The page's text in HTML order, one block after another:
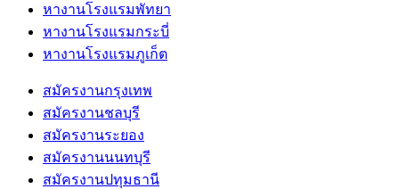
หางานโรงแรมพัทยา
หางานโรงแรมกระบี่
หางานโรงแรมภูเก็ต
สมัครงานกรุงเทพ
สมัครงานชลบุรี
สมัครงานระยอง
สมัครงานนนทบุรี
สมัครงานปทุมธานี